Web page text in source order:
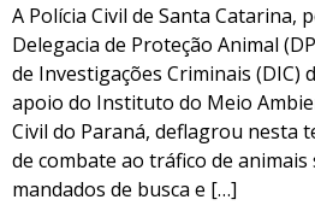
A Polícia Civil de Santa Catarina,
Delegacia de Proteção Animal
de Investigações Criminais (DIC)
apoio do Instituto do Meio
Civil do Paraná, deflagrou nesta
de combate ao tráfico de
mandados de busca e […]